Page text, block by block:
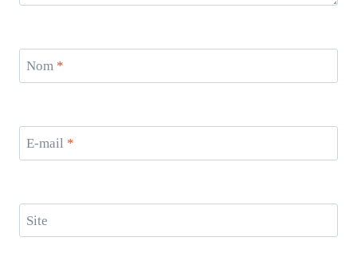
Nom *
E-mail *
Site